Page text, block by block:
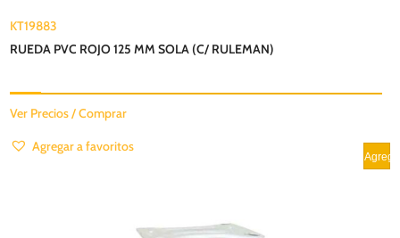
KT19883
RUEDA PVC ROJO 125 MM SOLA (C/ RULEMAN)
Ver Precios / Comprar
Agregar a favoritos